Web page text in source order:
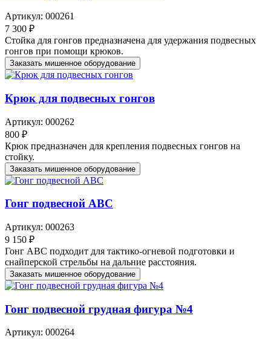
Артикул: 000261
7 300 ₽
Стойка для гонгов предназначена для удержания подвесных
гонгов при помощи крюков.
Заказать мишенное оборудование
Крюк для подвесных гонгов
Артикул: 000262
800 ₽
Крюк предназначен для крепления подвесных гонгов на
стойку.
Заказать мишенное оборудование
Гонг подвесной ABC
Артикул: 000263
9 150 ₽
Гонг АВС подходит для тактико-огневой подготовки и
снайперской стрельбы на дальние расстояния.
Заказать мишенное оборудование
Гонг подвесной грудная фигура №4
Артикул: 000264